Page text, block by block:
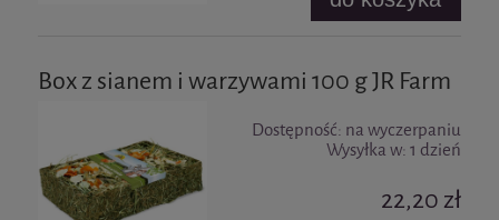
Box z sianem i warzywami 100 g JR Farm
Dostępność: na wyczerpaniu
Wysyłka w: 1 dzień
22,20 zł